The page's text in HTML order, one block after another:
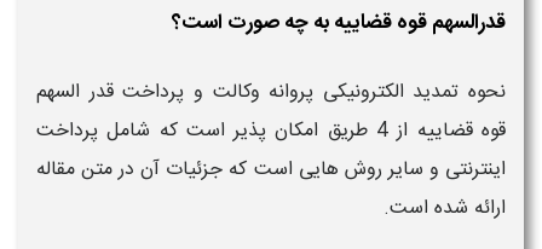
قدرالسهم قوه قضاییه به چه صورت است؟
نحوه تمدید الکترونیکی پروانه وکالت و پرداخت قدر السهم
قوه قضاییه از 4 طریق امکان پذیر است که شامل پرداخت
اینترنتی و سایر روش هایی است که جزئیات آن در متن مقاله
ارائه شده است.